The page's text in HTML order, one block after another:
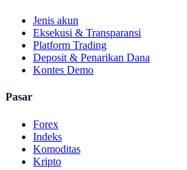
Jenis akun
Eksekusi & Transparansi
Platform Trading
Deposit & Penarikan Dana
Kontes Demo
Pasar
Forex
Indeks
Komoditas
Kripto